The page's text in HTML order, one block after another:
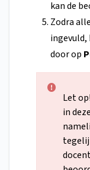
kan de
Zodra
ingevuld,
door op
Let
in